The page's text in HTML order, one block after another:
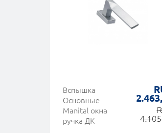
Вспышка
Основные
Manital окна
ручка ДК